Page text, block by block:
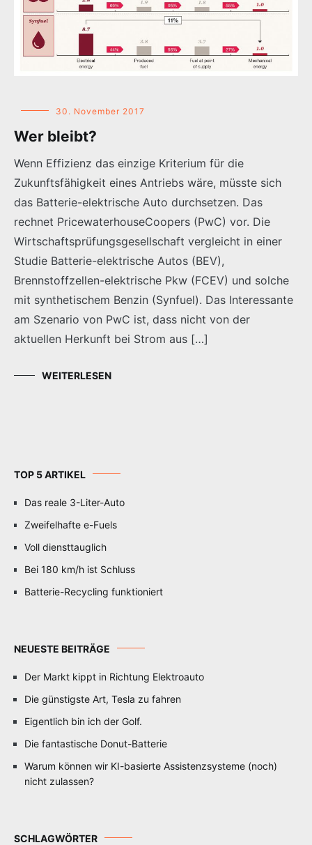
30. November 2017
Wer bleibt?
Wenn Effizienz das einzige Kriterium für die
Zukunftsfähigkeit eines Antriebs wäre, müsste sich
das Batterie-elektrische Auto durchsetzen. Das
rechnet PricewaterhouseCoopers (PwC) vor. Die
Wirtschaftsprüfungsgesellschaft vergleicht in einer
Studie Batterie-elektrische Autos (BEV),
Brennstoffzellen-elektrische Pkw (FCEV) und solche
mit synthetischem Benzin (Synfuel). Das Interessante
am Szenario von PwC ist, dass nicht von der
aktuellen Herkunft bei Strom aus […]
WEITERLESEN
TOP 5 ARTIKEL
Das reale 3-Liter-Auto
Zweifelhafte e-Fuels
Voll diensttauglich
Bei 180 km/h ist Schluss
Batterie-Recycling funktioniert
NEUESTE BEITRÄGE
Der Markt kippt in Richtung Elektroauto
Die günstigste Art, Tesla zu fahren
Eigentlich bin ich der Golf.
Die fantastische Donut-Batterie
Warum können wir KI-basierte Assistenzsysteme (noch)
nicht zulassen?
SCHLAGWÖRTER